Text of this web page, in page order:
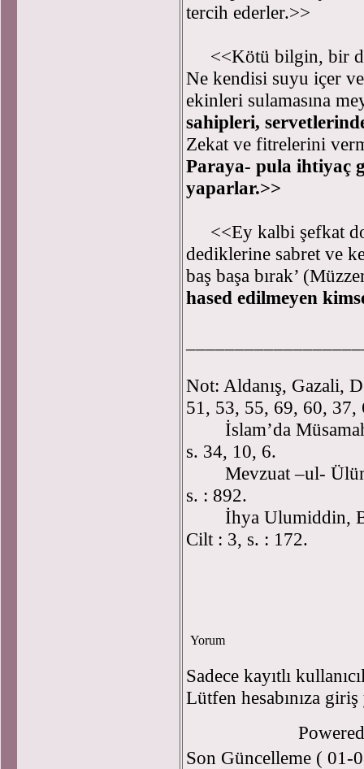
tercih ederler.>>
<<Kötü bilgin, bir
Ne kendisi suyu içer
ekinleri sulamasına
sahipleri,
Zekat ve fitrelerini
Paraya- pula ihtiyaç
yaparlar.>>
<<Ey kalbi şefkat
dediklerine sabret ve
baş başa bırak’
hased edilmeyen
Not: Aldanış, Gazali,
51, 53, 55, 69, 60, 37,
İslam’da
s. 34, 10, 6.
Mevzuat –ul-
s. : 892.
İhya Ulumiddin,
Cilt : 3, s. : 172.
Yorum
Sadece kayıtlı
Lütfen hesabınıza
Son Güncelleme ( 01-